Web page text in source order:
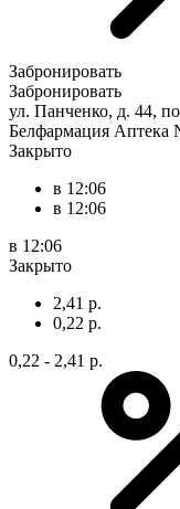
Забронировать
Забронировать
ул. Панченко, д. 44,
Белфармация Аптека
Закрыто
в 12:06
в 12:06
в 12:06
Закрыто
2,41 р.
0,22 р.
0,22 - 2,41 р.